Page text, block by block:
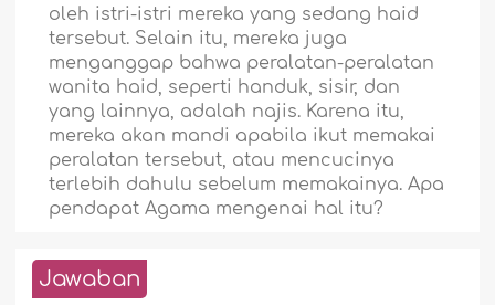
oleh istri-istri mereka yang sedang haid
tersebut. Selain itu, mereka juga
menganggap bahwa peralatan-peralatan
wanita haid, seperti handuk, sisir, dan
yang lainnya, adalah najis. Karena itu,
mereka akan mandi apabila ikut memakai
peralatan tersebut, atau mencucinya
terlebih dahulu sebelum memakainya. Apa
pendapat Agama mengenai hal itu?
Jawaban